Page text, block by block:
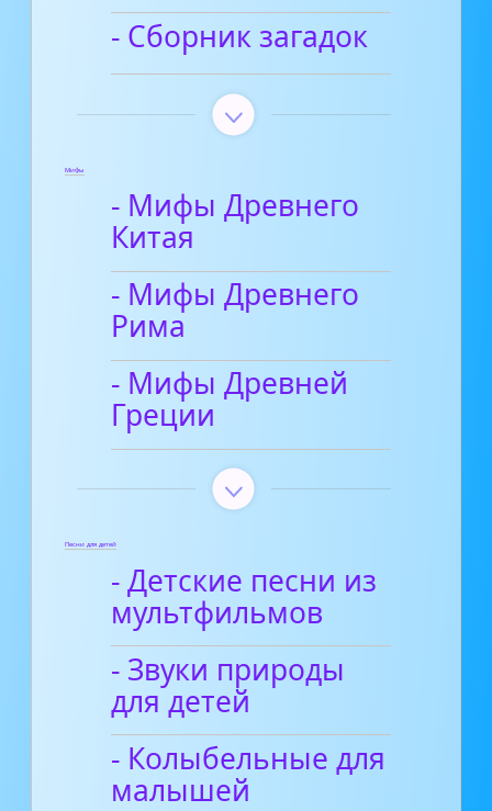
- Сборник загадок
Мифы
- Мифы Древнего
Китая
- Мифы Древнего
Рима
- Мифы Древней
Греции
Песни для детей
- Детские песни из
мультфильмов
- Звуки природы
для детей
- Колыбельные для
малышей